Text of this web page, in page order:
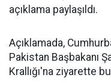
açıklama paylaşıldı.
Açıklamada,
Pakistan Başbakanı
Krallığı'na ziyarette